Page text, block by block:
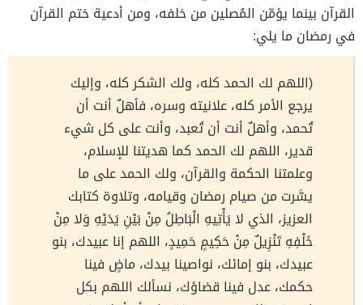
القرآن بينما يؤمّن المُصلين من خلفه، ومن أدعية ختم القرآن
في رمضان ما يلي:
(اللهم لك الحمد كله، ولك الشكر كله، وإليك
يرجع الأمر كله، علانيته وسره، فأهلٌ أنت أن
تُحمد، وأهلٌ أنت أن تُعبد، وأنت على كل شيء
قدير، اللهم لك الحمد كما هديتنا للإسلام،
وعلمتنا الحكمة والقرآن، ولك الحمد على ما
يسَّرت من صيام رمضان وقيامه، وتلاوة كتابك
العزيز، الذي لا يَأْتِيهِ الْبَاطِلُ مِنْ بَيْنِ يَدَيْهِ وَلا مِنْ
خَلْفِهِ تَنْزِيلٌ مِنْ حَكِيمٍ حَمِيدٍ، اللهم إنا عبيدك، بنو
عبيدك، بنو إمائك، نواصينا بيدك، ماضٍ فينا
حكمك، عدل فينا قضاؤك، نسألك اللهم بكل